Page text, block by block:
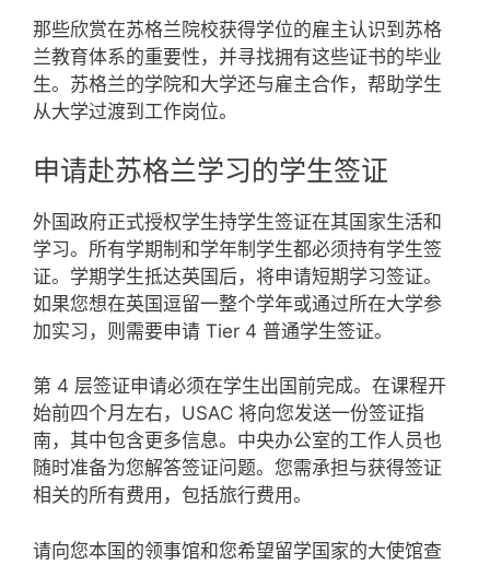
那些欣赏在苏格兰院校获得学位的雇主认识到苏格
兰教育体系的重要性，并寻找拥有这些证书的毕业
生。苏格兰的学院和大学还与雇主合作，帮助学生
从大学过渡到工作岗位。
申请赴苏格兰学习的学生签证
外国政府正式授权学生持学生签证在其国家生活和
学习。所有学期制和学年制学生都必须持有学生签
证。学期学生抵达英国后，将申请短期学习签证。
如果您想在英国逗留一整个学年或通过所在大学参
加实习，则需要申请 Tier 4 普通学生签证。
第 4 层签证申请必须在学生出国前完成。在课程开
始前四个月左右，USAC 将向您发送一份签证指
南，其中包含更多信息。中央办公室的工作人员也
随时准备为您解答签证问题。您需承担与获得签证
相关的所有费用，包括旅行费用。
请向您本国的领事馆和您希望留学国家的大使馆查